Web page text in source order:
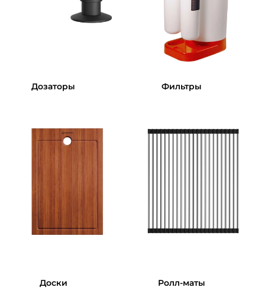
Дозаторы Фильтры
Доски Ролл-маты